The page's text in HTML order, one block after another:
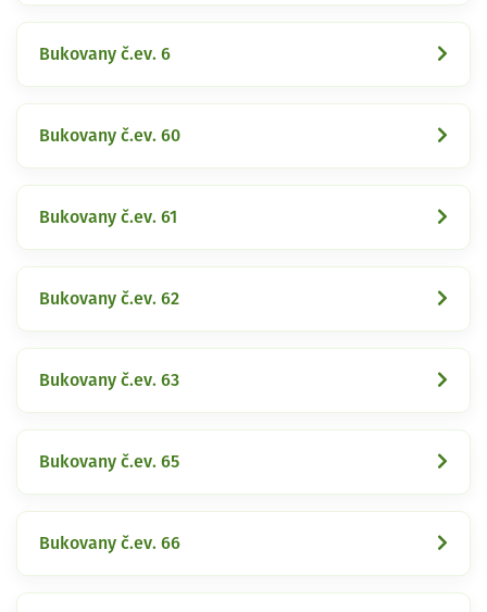
Bukovany č.ev. 6
Bukovany č.ev. 60
Bukovany č.ev. 61
Bukovany č.ev. 62
Bukovany č.ev. 63
Bukovany č.ev. 65
Bukovany č.ev. 66